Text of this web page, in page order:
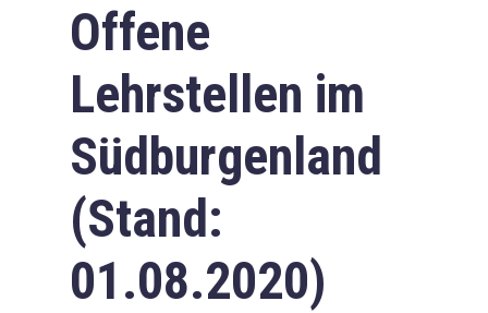
Offene
Lehrstellen im
Südburgenland
(Stand:
01.08.2020)